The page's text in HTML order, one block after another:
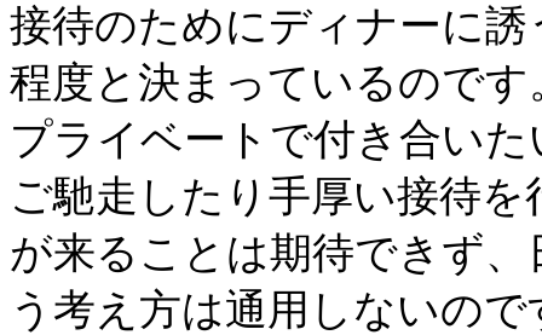
接待のためにディナーに
程度と決まっているので
プライベートで付き合い
ご馳走したり手厚い接待
が来ることは期待できず
う考え方は通用しないので